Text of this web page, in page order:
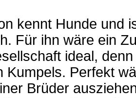
kennt Hunde und
Für ihn wäre ein
ideal,
Kumpels. Perfekt
Brüder